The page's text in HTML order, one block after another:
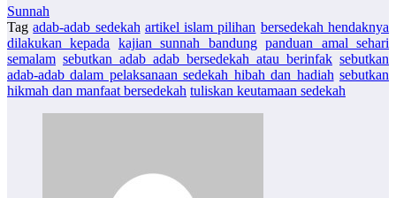
Sunnah
Tag adab-adab sedekah artikel islam pilihan bersedekah hendaknya
dilakukan kepada
kajian sunnah bandung panduan amal sehari
semalam sebutkan adab adab bersedekah atau berinfak sebutkan
adab-adab dalam pelaksanaan sedekah hibah dan hadiah sebutkan
hikmah dan manfaat bersedekah tuliskan keutamaan sedekah